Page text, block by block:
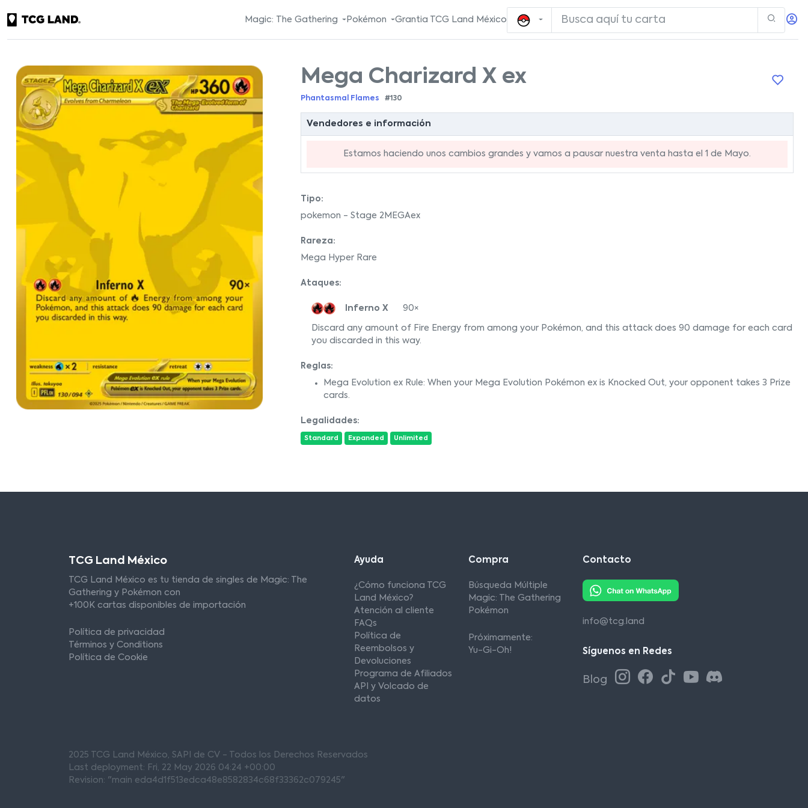
Magic: The Gathering Pokémon Grantia TCG Land México
Mega Charizard X ex
Phantasmal Flames #130
Vendedores e información
Estamos haciendo unos cambios grandes y vamos a pausar nuestra venta hasta el 1 de Mayo.
Tipo:
pokemon - Stage 2MEGAex
Rareza:
Mega Hyper Rare
Ataques:
Inferno X 90×
Discard any amount of Fire Energy from among your Pokémon, and this attack does 90 damage for each card
you discarded in this way.
Reglas:
Mega Evolution ex Rule: When your Mega Evolution Pokémon ex is Knocked Out, your opponent takes 3 Prize
cards.
Legalidades:
Standard Expanded Unlimited
TCG Land México
TCG Land México es tu tienda de singles de Magic: The
Gathering y Pokémon con
+100K cartas disponibles de importación
Política de privacidad
Términos y Conditions
Política de Cookie
Ayuda
¿Cómo funciona TCG
Land México?
Atención al cliente
FAQs
Política de
Reembolsos y
Devoluciones
Programa de Afiliados
API y Volcado de
datos
Compra
Búsqueda Múltiple
Magic: The Gathering
Pokémon
Próximamente:
Yu-Gi-Oh!
Contacto
info@tcg.land
Síguenos en Redes
Blog
2025 TCG Land México, SAPI de CV - Todos los Derechos Reservados
Last deployment: Fri, 22 May 2026 04:24 +00:00
Revision: "main eda4d1f513edca48e8582834c68f33362c079245"